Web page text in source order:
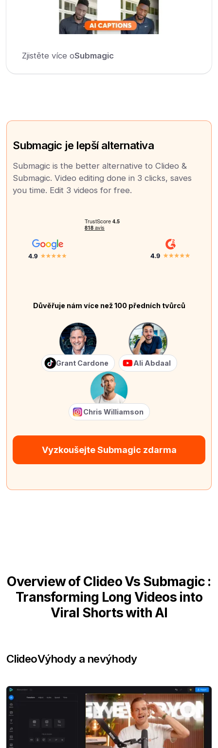
Zjistěte více oSubmagic
Submagic je lepší alternativa
Submagic is the better alternative to Clideo &
Submagic. Video editing done in 3 clicks, saves
you time. Edit 3 videos for free.
Důvěřuje nám více než 100 předních tvůrců
Grant Cardone Ali Abdaal
Chris Williamson
Vyzkoušejte Submagic zdarma
Overview of Clideo Vs Submagic :
Transforming Long Videos into
Viral Shorts with AI
ClideoVýhody a nevýhody